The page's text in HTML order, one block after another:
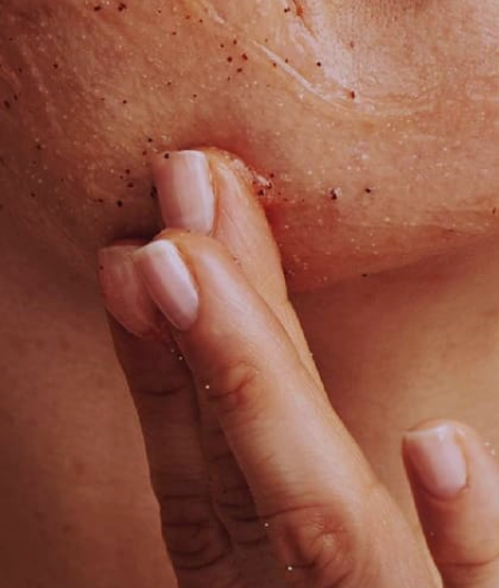
Image credits: social media